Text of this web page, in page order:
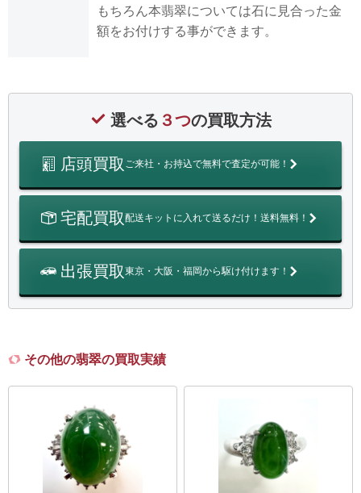
もちろん本翡翠については石に見合った金
額をお付けする事ができます。
選べる ３つの買取方法
店頭買取 ご来社・お持込で無料で査定が可能！
宅配買取配送キットに入れて送るだけ！送料無料！
出張買取東京・大阪・福岡から駆け付けます！
その他の翡翠の買取実績